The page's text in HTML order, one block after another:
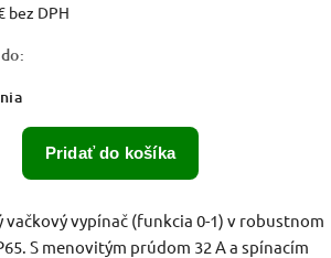
bez DPH
Pridať do košíka
vačkový vypínač (funkcia 0-1) v robustnom
S menovitým prúdom 32 A a spínacím